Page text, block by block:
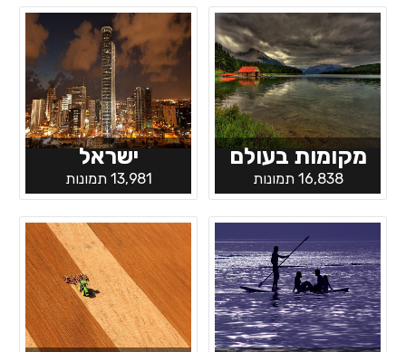
מקומות בעולם
16,838 תמונות
ישראל
13,981 תמונות